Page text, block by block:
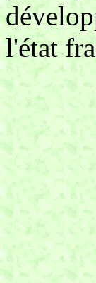
l'état